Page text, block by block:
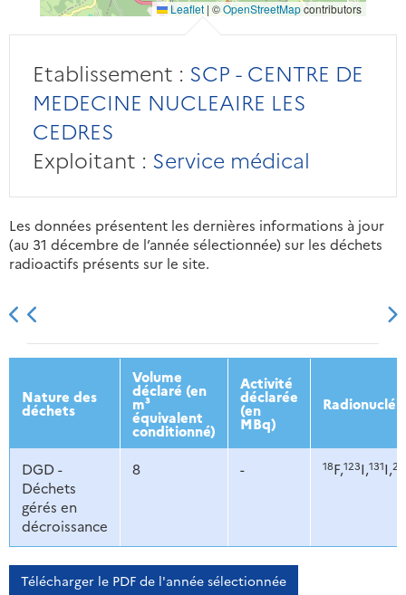
Leaflet | ©OpenStreetMapcontributors
Etablissement : SCP - CENTRE DE
MEDECINE NUCLEAIRE LES
CEDRES
Exploitant : Service médical
Les données présentent les dernières informations à jour
(au 31 décembre de l’année sélectionnée) sur les déchets
radioactifs présents sur le site.
2013 2014 2015 2016
Nature des
déchets
Volume
déclaré (en
m³
équivalent
conditionné)
Activité
déclarée
(en
MBq)
DGD -
Déchets
gérés en
décroissance
8 - 18F,123I,131I,
Télécharger le PDF de l'année sélectionnée